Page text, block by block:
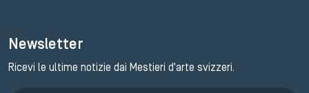
Newsletter
Ricevi le ultime notizie dai Mestieri d'arte svizzeri.